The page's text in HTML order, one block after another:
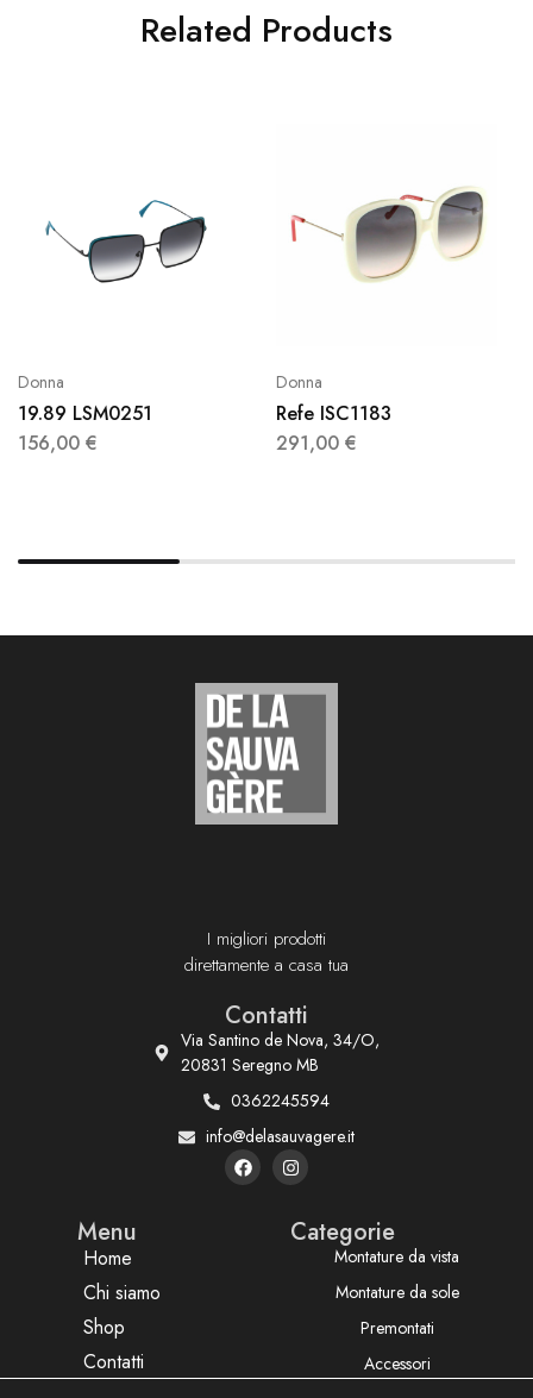
Related Products
Donna
19.89 LSM0251
156,00 €
Donna
Refe ISC1183
291,00 €
I migliori prodotti
direttamente a casa tua
Contatti
Via Santino de Nova, 34/O,
20831 Seregno MB
0362245594
info@delasauvagere.it
Menu
Home
Chi siamo
Shop
Contatti
Categorie
Montature da vista
Montature da sole
Premontati
Accessori